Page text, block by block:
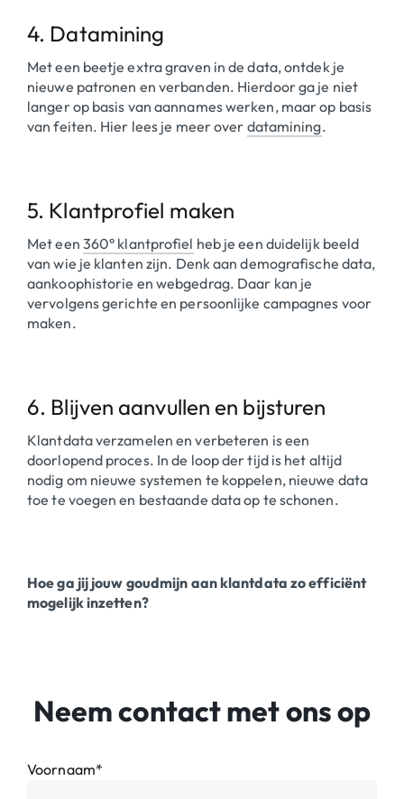
4. Datamining
Met een beetje extra graven in de data, ontdek je
nieuwe patronen en verbanden. Hierdoor ga je niet
langer op basis van aannames werken, maar op basis
van feiten. Hier lees je meer over datamining.
5. Klantprofiel maken
Met een 360° klantprofiel heb je een duidelijk beeld
van wie je klanten zijn. Denk aan demografische data,
aankoophistorie en webgedrag. Daar kan je
vervolgens gerichte en persoonlijke campagnes voor
maken.
6. Blijven aanvullen en bijsturen
Klantdata verzamelen en verbeteren is een
doorlopend proces. In de loop der tijd is het altijd
nodig om nieuwe systemen te koppelen, nieuwe data
toe te voegen en bestaande data op te schonen.
Hoe ga jij jouw goudmijn aan klantdata zo efficiënt
mogelijk inzetten?
Neem contact met ons op
Voornaam*